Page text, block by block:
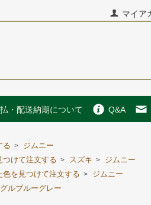
マイア
・配送納期について Q&A
る >
ジムニー
つけて注文する > スズキ >
ジムニー
を見つけて注文する >
ジムニー
ルブルーグレー